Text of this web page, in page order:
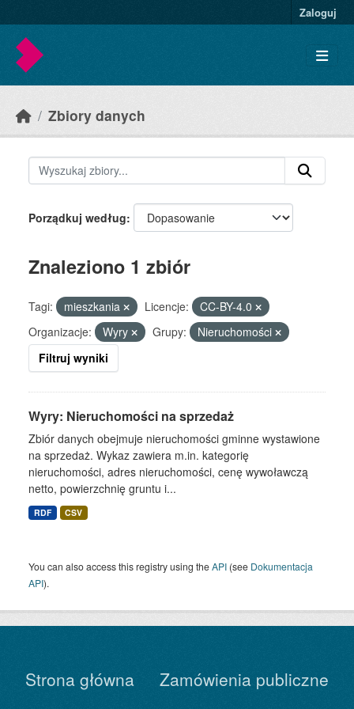
Zaloguj
Zbiory danych
Porządkuj według
Znaleziono 1 zbiór
Tagi: mieszkania Licencje:
CC-BY-4.0
Organizacje:
Wyry Grupy:
Nieruchomości
Filtruj wyniki
Wyry: Nieruchomości na sprzedaż
Zbiór danych obejmuje nieruchomości gminne wystawione
na sprzedaż. Wykaz zawiera m.in. kategorię
nieruchomości, adres nieruchomości, cenę wywoławczą
netto, powierzchnię gruntu i...
RDF CSV
You can also access this registry using theAPI (see Dokumentacja
API).
Strona główna
Zamówienia publiczne